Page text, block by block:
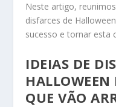
Neste artigo,
disfarces de
sucesso e tornar esta
IDEIAS DE
QUE VÃO